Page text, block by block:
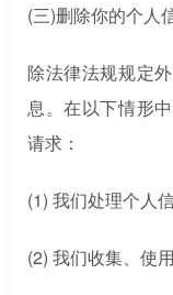
(三)删除你的个人
除法律法规规定
息。在以下情形
请求：
(1) 我们处理个人
(2) 我们收集、使